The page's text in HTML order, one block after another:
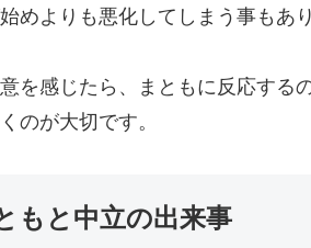
めよりも悪化してしまう事もあり
を感じたら、まともに反応する
のが大切です。
もと中立の出来事